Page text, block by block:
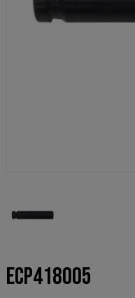
ECP418005